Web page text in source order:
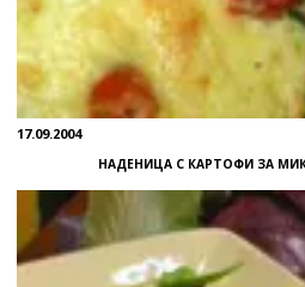
17.09.2004
НАДЕНИЦА С КАРТОФИ ЗА